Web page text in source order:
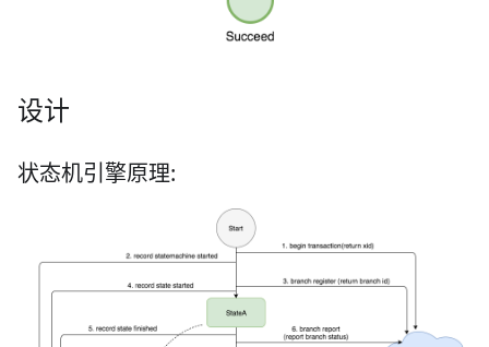
设计
状态机引擎原理: